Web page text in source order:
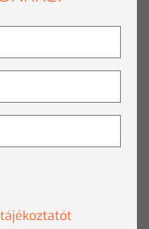
a kezdő gondolathoz,
of-the-
hozunk létre
az eszköz használat
közeleg a jogi
elkészül az
plusz